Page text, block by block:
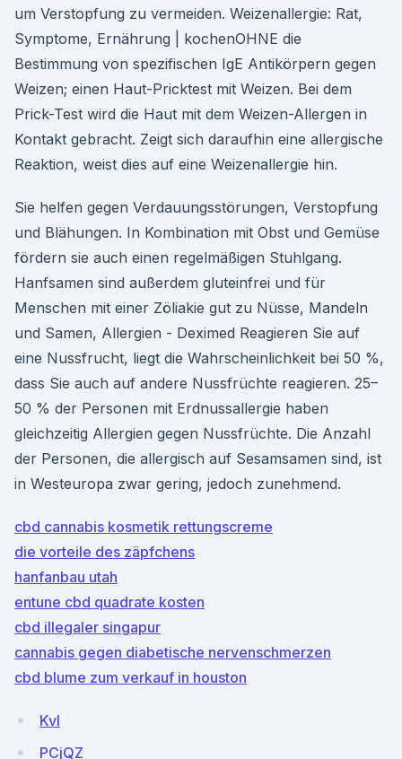
um Verstopfung zu vermeiden. Weizenallergie: Rat,
Symptome, Ernährung | kochenOHNE die
Bestimmung von spezifischen IgE Antikörpern gegen
Weizen; einen Haut-Pricktest mit Weizen. Bei dem
Prick-Test wird die Haut mit dem Weizen-Allergen in
Kontakt gebracht. Zeigt sich daraufhin eine allergische
Reaktion, weist dies auf eine Weizenallergie hin.
Sie helfen gegen Verdauungsstörungen, Verstopfung
und Blähungen. In Kombination mit Obst und Gemüse
fördern sie auch einen regelmäßigen Stuhlgang.
Hanfsamen sind außerdem gluteinfrei und für
Menschen mit einer Zöliakie gut zu Nüsse, Mandeln
und Samen, Allergien - Deximed Reagieren Sie auf
eine Nussfrucht, liegt die Wahrscheinlichkeit bei 50 %,
dass Sie auch auf andere Nussfrüchte reagieren. 25–
50 % der Personen mit Erdnussallergie haben
gleichzeitig Allergien gegen Nussfrüchte. Die Anzahl
der Personen, die allergisch auf Sesamsamen sind, ist
in Westeuropa zwar gering, jedoch zunehmend.
cbd cannabis kosmetik rettungscreme
die vorteile des zäpfchens
hanfanbau utah
entune cbd quadrate kosten
cbd illegaler singapur
cannabis gegen diabetische nervenschmerzen
cbd blume zum verkauf in houston
KvI
PCjQZ